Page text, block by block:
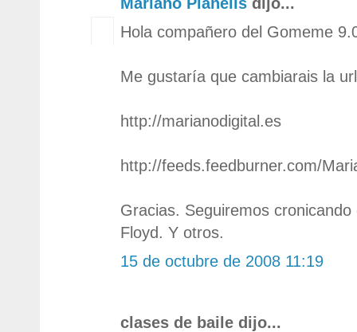
Hola compañero del Gomeme
Me gustaría que cambiarais la
http://marianodigital.es
http://feeds.feedburner.com/
Gracias. Seguiremos
Floyd. Y otros.
15 de octubre de 2008 11:19
clases de baile dijo...